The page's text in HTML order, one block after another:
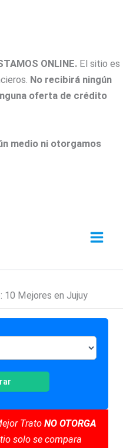
ONLINE. El sitio es
No recibirá ningún
oferta de crédito
medio ni otorgamos
10 Mejores en Jujuy
Trato NO OTORGA
solo se compara